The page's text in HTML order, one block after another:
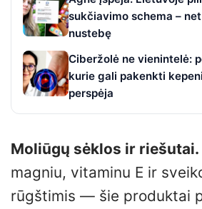
sukčiavimo schema –
nustebę
Ciberžolė ne vienintelė:
kurie gali pakenkti
perspėja
Moliūgų sėklos ir riešutai.
magniu, vitaminu E ir
rūgštimis — šie produktai